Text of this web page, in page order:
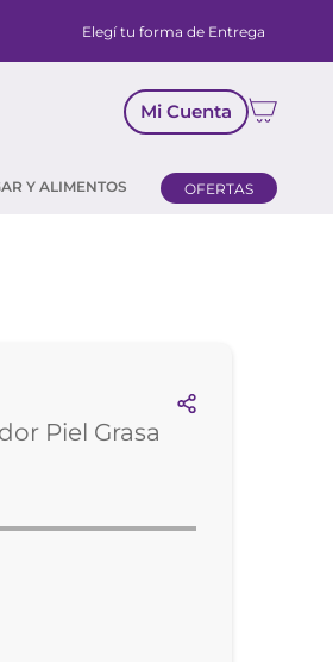
Elegí tu forma de Entrega
Mi Cuenta
Y ALIMENTOS OFERTAS
Piel Grasa